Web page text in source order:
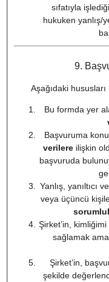
sıfatıyla
hukuken yanlış/
9.
Aşağıdaki hususları
Bu formda yer
Başvuruma
verilereilişkin
başvuruda
Yanlış, yanıltıcı
veya üçüncü
Şirket’in,
sağlamak
Şirket’in,
şekilde